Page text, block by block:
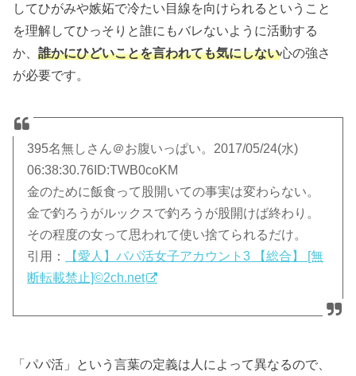
してひがみや嫉妬で冷たい目線を向けられるということ
を理解してひっそりと誰にもバレないように活動する
か、誰かにひどいことを言われても気にしない心の強さ
が必要です。
395名無しさん＠お腹いっぱい。2017/05/24(水)
06:38:30.76ID:TWB0coKM
金のために飯食って股開いての事実は変わらない。
金で釣ろうがルックスで釣ろうが股開けば終わり。
その程度の女って思われて使い捨てられるだけ。
引用：
【愛人】パパ活女子アカウント3 【総合】 [無
断転載禁止]©2ch.net
「パパ活」という言葉の定義は人によって異なるので、